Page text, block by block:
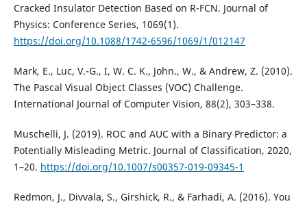
Cracked Insulator Detection Based on R-FCN. Journal of
Physics: Conference Series, 1069(1).
https://doi.org/10.1088/1742-6596/1069/1/012147
Mark, E., Luc, V.-G., I, W. C. K., John., W., & Andrew, Z. (2010).
The Pascal Visual Object Classes (VOC) Challenge.
International Journal of Computer Vision, 88(2), 303–338.
Muschelli, J. (2019). ROC and AUC with a Binary Predictor: a
Potentially Misleading Metric. Journal of Classification, 2020,
1–20. https://doi.org/10.1007/s00357-019-09345-1
Redmon, J., Divvala, S., Girshick, R., & Farhadi, A. (2016). You